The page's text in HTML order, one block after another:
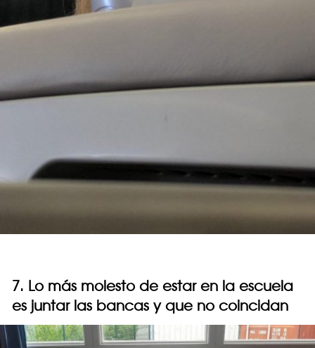
7. Lo más molesto de estar en la escuela
es juntar las bancas y que no coincidan